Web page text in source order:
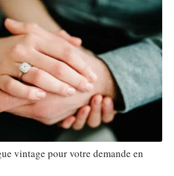
vintage pour votre demande en